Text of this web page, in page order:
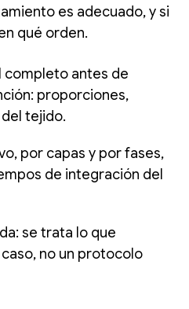
es adecuado, y si
qué orden.
completo antes de
proporciones,
tejido.
por capas y por fases,
de integración del
se trata lo que
no un protocolo